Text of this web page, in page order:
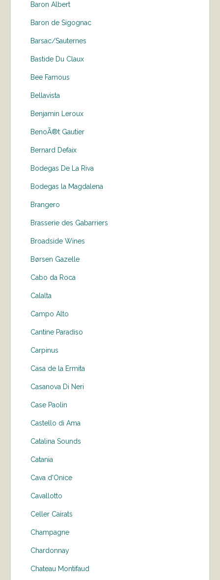
Baron Albert
Baron de Sigognac
Barsac/Sauternes
Bastide Du Claux
Bee Famous
Bellavista
Benjamin Leroux
BenoÃ®t Gautier
Bernard Defaix
Bodegas De La Riva
Bodegas la Magdalena
Brangero
Brasserie des Gabarriers
Broadside Wines
Børsen Gazelle
Cabo da Roca
Calalta
Campo Alto
Cantine Paradiso
Carpinus
Casa de la Ermita
Casanova Di Neri
Case Paolin
Castello di Ama
Catalina Sounds
Catania
Cava d'Onice
Cavallotto
Celler Cairats
Champagne
Chardonnay
Chateau Montifaud